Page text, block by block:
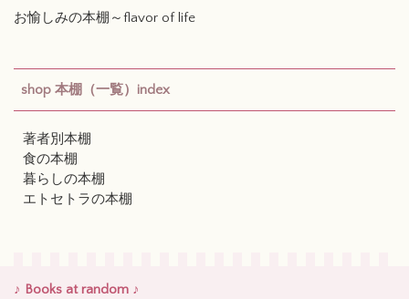
お愉しみの本棚～flavor of life
shop 本棚（一覧）index
著者別本棚
食の本棚
暮らしの本棚
エトセトラの本棚
♪ Books at random ♪